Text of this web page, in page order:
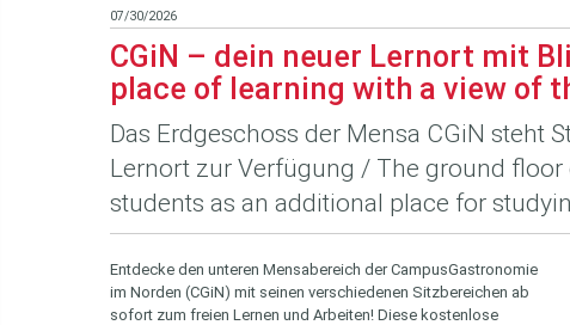
07/30/2026
CGiN – dein neuer Lernort mit
place of learning with a view of
Das Erdgeschoss der Mensa CGiN steht
Lernort zur Verfügung / The ground
students as an additional place for
Entdecke den unteren Mensabereich der CampusGastronomie
im Norden (CGiN) mit seinen verschiedenen Sitzbereichen ab
sofort zum freien Lernen und Arbeiten! Diese kostenlose